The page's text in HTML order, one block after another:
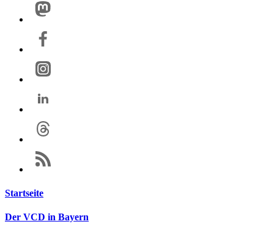
Startseite
Der VCD in Bayern